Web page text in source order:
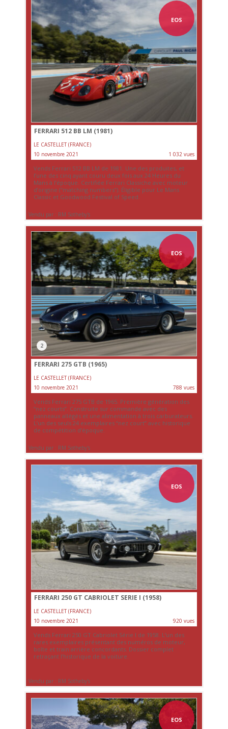
EOS
FERRARI 512 BB LM (1981)
LE CASTELLET (FRANCE)
10 novembre 2021
1 032 vues
Vends Ferrari 512 BB LM de 1981. Une des produites, et
l’une des cinq ayant couru deux fois aux 24 Heures du
Mans à l’époque. Certifiée Ferrari Classiche avec moteur
d’origine (“matching numbers”). Éligible pour Le Mans
Classic et Goodwood Festival of Speed.
Vendu par : RM Sotheby's
EOS
2
FERRARI 275 GTB (1965)
LE CASTELLET (FRANCE)
10 novembre 2021
788 vues
Vends Ferrari 275 GTB de 1965. Première génération des
“nez courts”. Construite sur commande avec des
panneaux allégés et une alimentation à trois carburateurs.
L’un des seuls 24 exemplaires “nez court” avec historique
de compétition d’époque.
Vendu par : RM Sotheby's
EOS
FERRARI 250 GT CABRIOLET SERIE I (1958)
LE CASTELLET (FRANCE)
10 novembre 2021
920 vues
Vends Ferrari 250 GT Cabriolet Série I de 1958. L’un des
rares exemplaires présentant des numéros de moteur,
boîte et train arrière concordants. Dossier complet
retraçant l’historique de la voiture.
Vendu par : RM Sotheby's
EOS